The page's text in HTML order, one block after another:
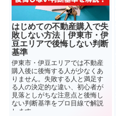
はじめての不動産購入で失
敗しない方法｜伊東市・伊
豆エリアで後悔しない判断
基準
伊東市・伊豆エリアでは不動産
購入後に後悔する人が少なくあ
りません。失敗する人と満足す
る人の決定的な違い、初心者が
見落としがちな注意点と後悔し
ない判断基準をプロ目線で解説
します。